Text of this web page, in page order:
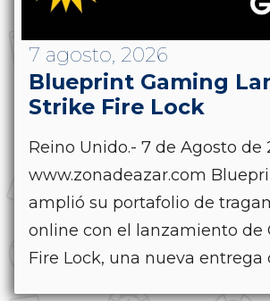
7 agosto, 2026
Blueprint Gaming
Strike Fire Lock
Reino Unido.- 7 de Agosto de
www.zonadeazar.com
amplió su portafolio de
online con el lanzamiento de
Fire Lock, una nueva entrega